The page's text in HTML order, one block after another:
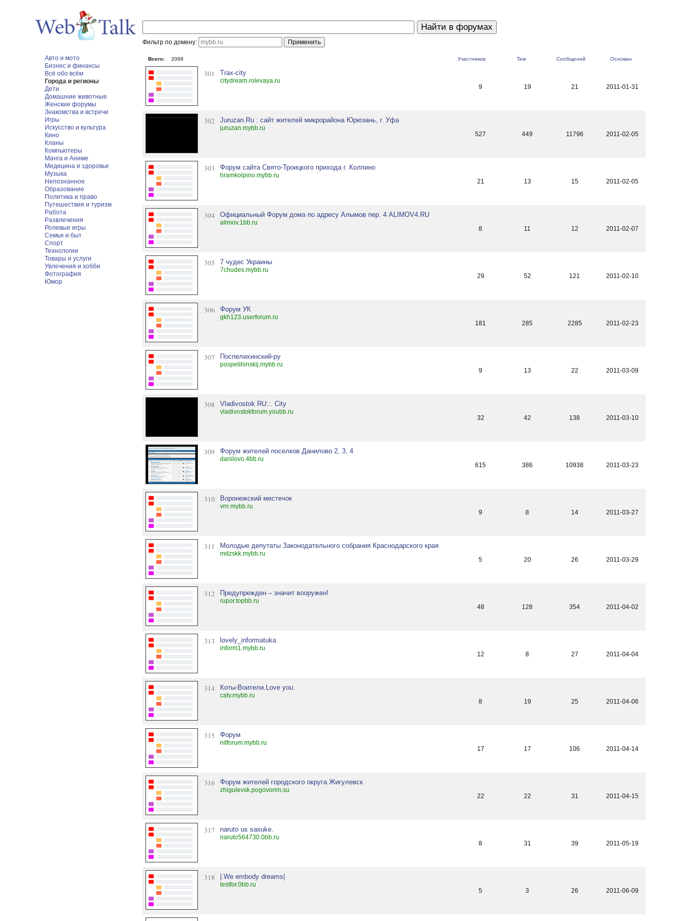
Фильтр по домену:
Авто и мото
Бизнес и финансы
Всё обо всём
Города и регионы
Дети
Домашние животные
Женские форумы
Знакомства и встречи
Игры
Искусство и культура
Кино
Кланы
Компьютеры
Манга и Аниме
Медицина и здоровье
Музыка
Непознанное
Образование
Политика и право
Путешествия и туризм
Работа
Развлечения
Ролевые игры
Семья и быт
Спорт
Технологии
Товары и услуги
Увлечения и хобби
Фотография
Юмор
Всего: 2066 Участников Тем Сообщений Основан
301 Trax-city
citydream.rolevaya.ru
9
19 21 2011-01-31
302 Juruzan.Ru : сайт жителей микрорайона Юрюзань, г. Уфа
juruzan.mybb.ru
527
449 11796 2011-02-05
303 Форум сайта Свято-Троицкого прихода г. Колпино
hramkolpino.mybb.ru
21
13 15 2011-02-05
304 Официальный Форум дома по адресу Алымов пер. 4 ALIMOV4.RU
alimov.1bb.ru
8
11 12 2011-02-07
305 7 чудес Украины
7chudes.mybb.ru
29
52 121 2011-02-10
306 Форум УК
gkh123.userforum.ru
181
285 2285 2011-02-23
307 Поспелихинский-ру
pospelihinskij.mybb.ru
9
13 22 2011-03-09
308 Vladivostok RU::. City
vladivostokforum.youbb.ru
32
42 138 2011-03-10
309 Форум жителей поселков Данилово 2, 3, 4
danilovo.4bb.ru
615
386 10938 2011-03-23
310 Воронежский местечок
vrn.mybb.ru
9
8 14 2011-03-27
311 Молодые депутаты Законодательного собрания Краснодарского края
mdzskk.mybb.ru
5
20 26 2011-03-29
312 Предупрежден – значит вооружен!
rupor.topbb.ru
48
128 354 2011-04-02
313 lovely_informatuka
inform1.mybb.ru
12
8 27 2011-04-04
314 Коты-Воители.Love you.
catv.mybb.ru
8
19 25 2011-04-06
315 Форум
nitforum.mybb.ru
17
17 106 2011-04-14
316 Форум жителей городского округа Жигулевск
zhigulevsk.pogovorim.su
22
22 31 2011-04-15
317 naruto us sasuke.
naruto564730.0bb.ru
8
31 39 2011-05-19
318 |.We embody dreams|
testfor.0bb.ru
5
3 26 2011-06-09